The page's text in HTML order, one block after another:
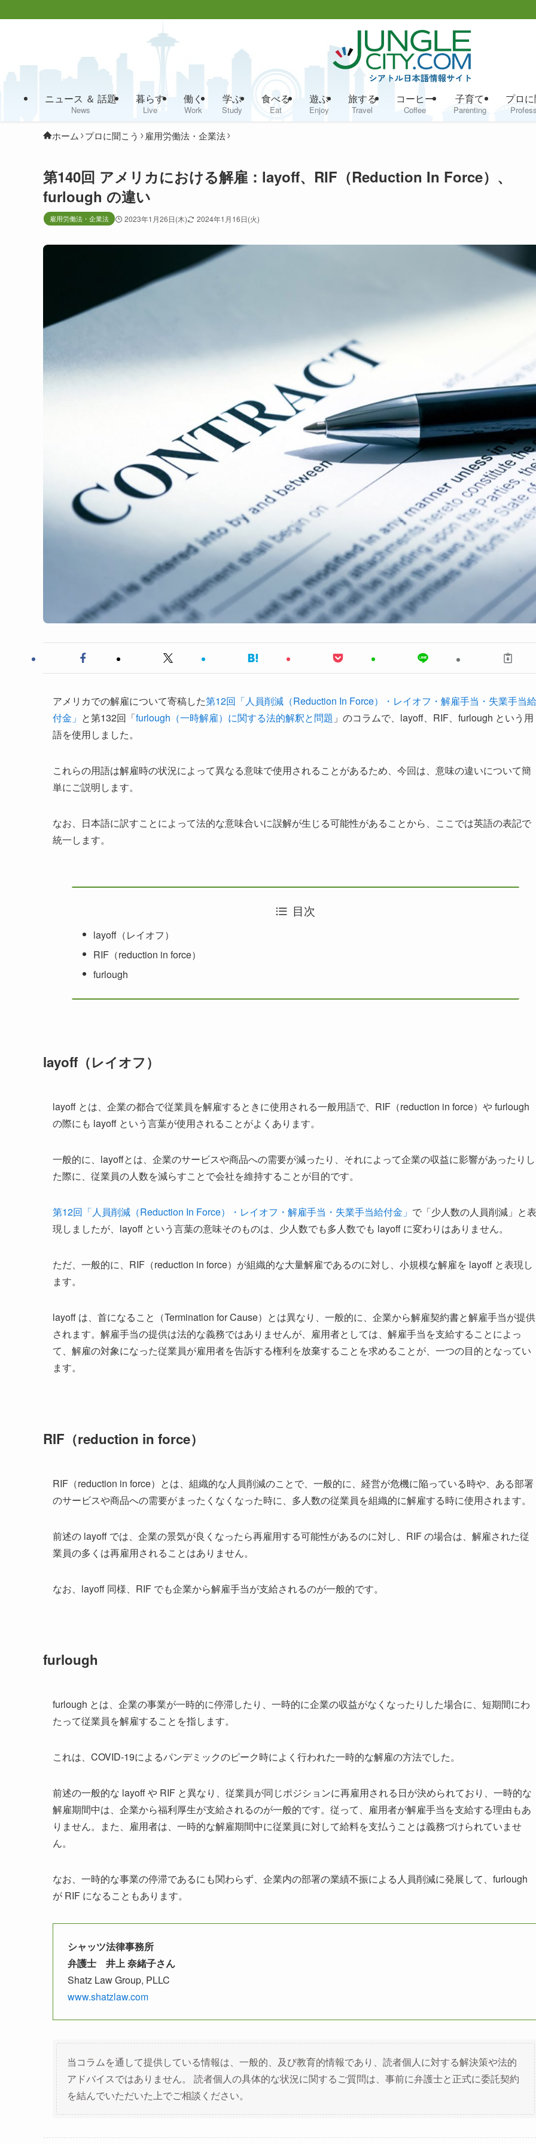
ニュース ＆ 話題
News
暮らす
Live
働く
Work
学ぶ
Study
食べる
Eat
遊ぶ
Enjoy
旅する
Travel
コーヒー
Coffee
子育て
Parenting
プロ
ホーム プロに聞こう 雇用労働法・企業法
第140回 アメリカにおける解雇：layoff、RIF（Reduction In Force）、
furlough の違い
雇用労働法・企業法 2023年1月26日(木) 2024年1月16日(火)
アメリカでの解雇について寄稿した第12回「人員削減（Reduction In Force）・レイオフ・解雇手当・失業手当給
付金」 と第132回「furlough（一時解雇）に関する法的解釈と問題 」のコラムで、layoff、RIF、furlough という用
語を使用しました。
これらの用語は解雇時の状況によって異なる意味で使用されることがあるため、今回は、意味の違いについて簡
単にご説明します。
なお、日本語に訳すことによって法的な意味合いに誤解が生じる可能性があることから、ここでは英語の表記で
統一します。
目次
layoff（レイオフ）
RIF（reduction in force）
furlough
layoff（レイオフ）
layoff とは、企業の都合で従業員を解雇するときに使用される一般用語で、RIF（reduction in force）や furlough
の際にも layoff という言葉が使用されることがよくあります。
一般的に、layoffとは、企業のサービスや商品への需要が減ったり、それによって企業の収益に影響があったりし
た際に、従業員の人数を減らすことで会社を維持することが目的です。
第12回「人員削減（Reduction In Force）・レイオフ・解雇手当・失業手当給付金」 で「少人数の人員削減」と表
現しましたが、layoff という言葉の意味そのものは、少人数でも多人数でも layoff に変わりはありません。
ただ、一般的に、RIF（reduction in force）が組織的な大量解雇であるのに対し、小規模な解雇を layoff と表現し
ます。
layoff は、首になること（Termination for Cause）とは異なり、一般的に、企業から解雇契約書と解雇手当が提供
されます。解雇手当の提供は法的な義務ではありませんが、雇用者としては、解雇手当を支給することによっ
て、解雇の対象になった従業員が雇用者を告訴する権利を放棄することを求めることが、一つの目的となってい
ます。
RIF（reduction in force）
RIF（reduction in force）とは、組織的な人員削減のことで、一般的に、経営が危機に陥っている時や、ある部署
のサービスや商品への需要がまったくなくなった時に、多人数の従業員を組織的に解雇する時に使用されます。
前述の layoff では、企業の景気が良くなったら再雇用する可能性があるのに対し、RIF の場合は、解雇された従
業員の多くは再雇用されることはありません。
なお、layoff 同様、RIF でも企業から解雇手当が支給されるのが一般的です。
furlough
furlough とは、企業の事業が一時的に停滞したり、一時的に企業の収益がなくなったりした場合に、短期間にわ
たって従業員を解雇することを指します。
これは、COVID-19によるパンデミックのピーク時によく行われた一時的な解雇の方法でした。
前述の一般的な layoff や RIF と異なり、従業員が同じポジションに再雇用される日が決められており、一時的な
解雇期間中は、企業から福利厚生が支給されるのが一般的です。従って、雇用者が解雇手当を支給する理由もあ
りません。また、雇用者は、一時的な解雇期間中に従業員に対して給料を支払うことは義務づけられていませ
ん。
なお、一時的な事業の停滞であるにも関わらず、企業内の部署の業績不振による人員削減に発展して、furlough
が RIF になることもあります。
シャッツ法律事務所
弁護士 井上 奈緒子さん
Shatz Law Group, PLLC
www.shatzlaw.com
当コラムを通して提供している情報は、一般的、及び教育的情報であり、読者個人に対する解決策や法的
アドバイスではありません。 読者個人の具体的な状況に関するご質問は、事前に弁護士と正式に委託契約
を結んでいただいた上でご相談ください。